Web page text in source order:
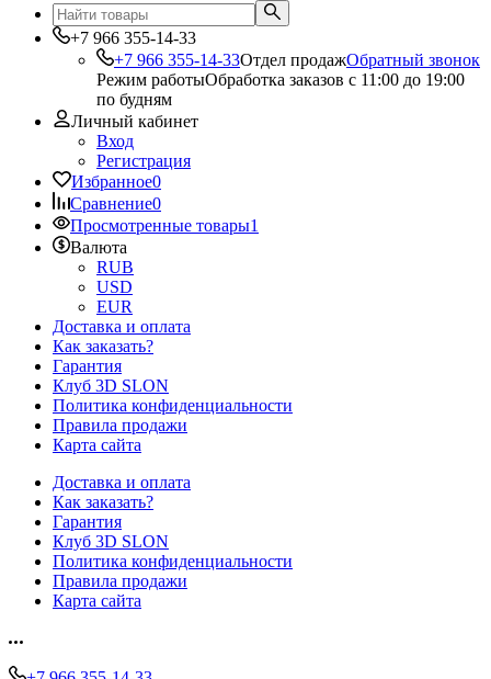
+7 966 355-14-33
+7 966 355-14-33Отдел продажОбратный звонок
Режим работыОбработка заказов с 11:00 до 19:00
по будням
Личный кабинет
Вход
Регистрация
Избранное0
Сравнение0
Просмотренные товары1
Валюта
RUB
USD
EUR
Доставка и оплата
Как заказать?
Гарантия
Клуб 3D SLON
Политика конфиденциальности
Правила продажи
Карта сайта
Доставка и оплата
Как заказать?
Гарантия
Клуб 3D SLON
Политика конфиденциальности
Правила продажи
Карта сайта